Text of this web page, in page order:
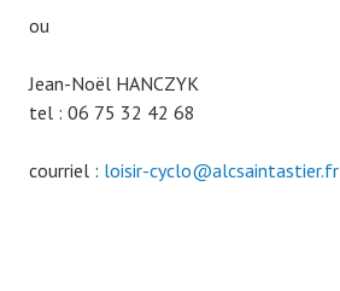
n
l
a
s
ou
Jean-Noël HANCZYK
tel : 06 75 32 42 68
courriel : loisir-cyclo@alcsaintastier.fr